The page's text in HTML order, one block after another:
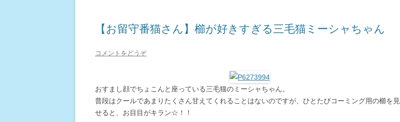
【お留守番猫さん】櫛が好きすぎる三毛猫ミーシャちゃん
コメントをどうぞ
おすまし顔でちょこんと座っている三毛猫のミーシャちゃん。
普段はクールであまりたくさん甘えてくれることはないのですが、ひとたびコーミング用の櫛を見
せると、お目目がキラン☆！！